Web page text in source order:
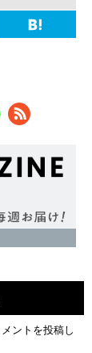
ントを投稿し